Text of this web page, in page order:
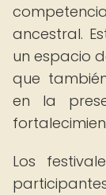
ancestral.
un espacio
que
en la
Los